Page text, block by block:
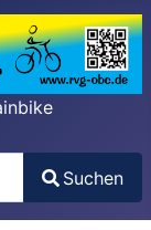
for results.
Suchen